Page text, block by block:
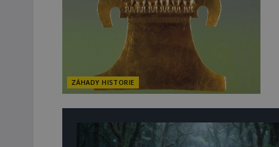
ZÁHADY HISTORIE